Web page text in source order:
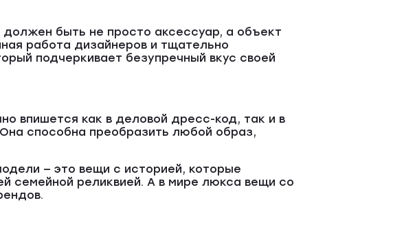
быть не просто аксессуар, а объект
работа дизайнеров и тщательно
подчеркивает безупречный вкус своей
впишется как в деловой дресс-код, так и в
способна преобразить любой образ,
— это вещи с историей, которые
семейной реликвией. А в мире люкса вещи со